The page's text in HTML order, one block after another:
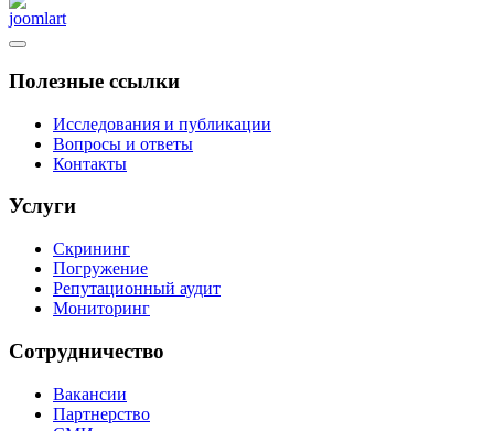
Полезные ссылки
Исследования и публикации
Вопросы и ответы
Контакты
Услуги
Скрининг
Погружение
Репутационный аудит
Мониторинг
Сотрудничество
Вакансии
Партнерство